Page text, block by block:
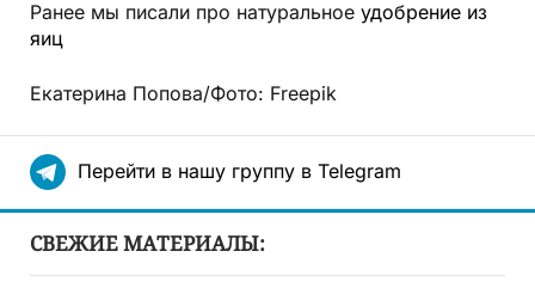
Ранее мы писали про натуральное удобрение из
яиц
Екатерина Попова/Фото: Freepik
Перейти в нашу группу в Telegram
СВЕЖИЕ МАТЕРИАЛЫ: